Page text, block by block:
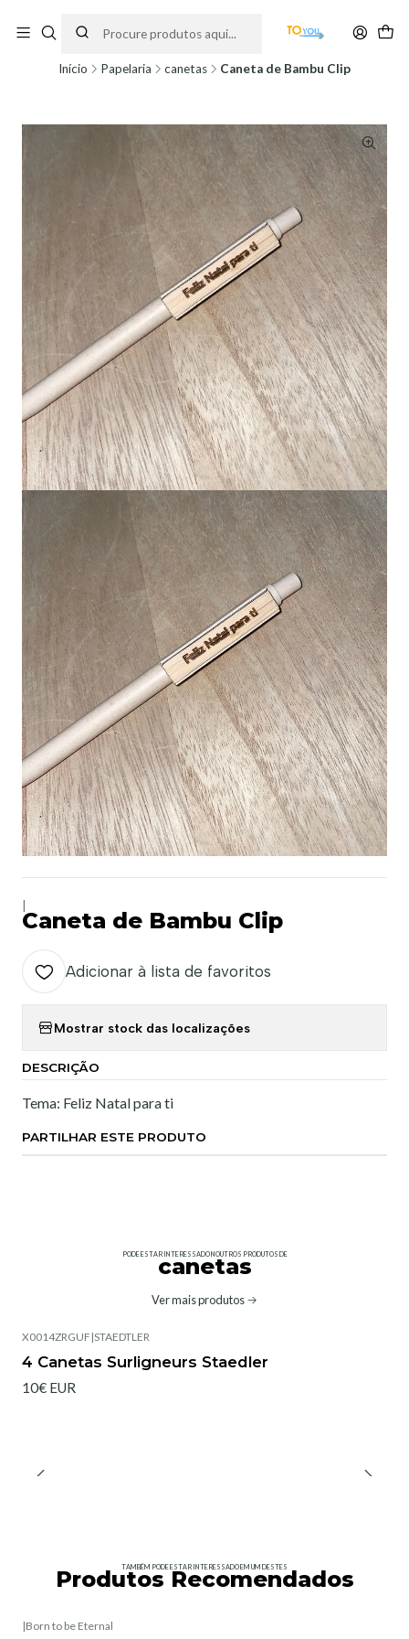
partir do dia 11 de Agosto, às 10H.
Início Papelaria canetas Caneta de Bambu Clip
Caneta de Bambu Clip
Adicionar à lista de favoritos
Mostrar stock das localizações
DESCRIÇÃO
Tema: Feliz Natal para ti
PARTILHAR ESTE PRODUTO
PODE ESTAR INTERESSADO NOUTROS PRODUTOS DE
canetas
Ver mais produtos
X0014ZRGUF |STAEDTLER
4 Canetas Surligneurs Staedler
10€ EUR
TAMBÉM PODE ESTAR INTERESSADO EM UM DESTES
Produtos Recomendados
|Born to be Eternal